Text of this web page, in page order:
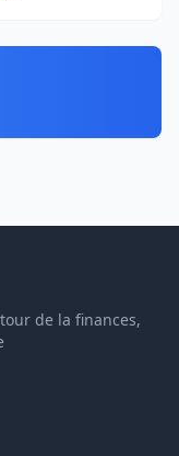
de la finances,